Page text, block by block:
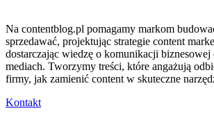
Na contentblog.pl pomagamy markom
sprzedawać, projektując strategie content
dostarczając wiedzę o komunikacji biznesowej
mediach. Tworzymy treści, które angażują
firmy, jak zamienić content w skuteczne
Kontakt